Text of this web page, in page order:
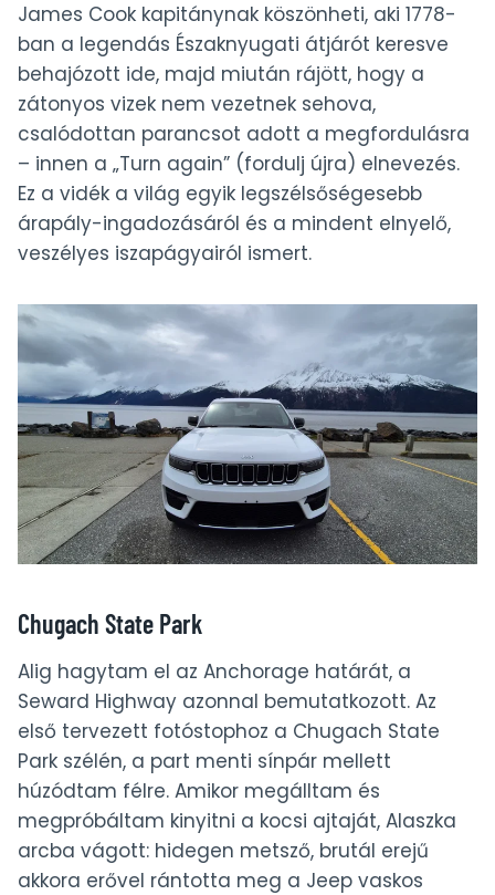
James Cook kapitánynak köszönheti, aki 1778-
ban a legendás Északnyugati átjárót keresve
behajózott ide, majd miután rájött, hogy a
zátonyos vizek nem vezetnek sehova,
csalódottan parancsot adott a megfordulásra
– innen a „Turn again” (fordulj újra) elnevezés.
Ez a vidék a világ egyik legszélsőségesebb
árapály-ingadozásáról és a mindent elnyelő,
veszélyes iszapágyairól ismert.
Chugach State Park
Alig hagytam el az Anchorage határát, a
Seward Highway azonnal bemutatkozott. Az
első tervezett fotóstophoz a Chugach State
Park szélén, a part menti sínpár mellett
húzódtam félre. Amikor megálltam és
megpróbáltam kinyitni a kocsi ajtaját, Alaszka
arcba vágott: hidegen metsző, brutál erejű
akkora erővel rántotta meg a Jeep vaskos